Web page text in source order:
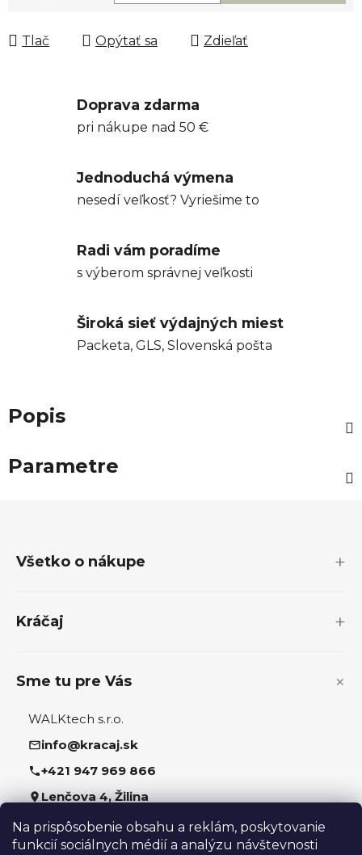
Na prispôsobenie obsahu a reklám, poskytovanie
funkcií sociálnych médií a analýzu návštevnosti
Jednotková cena:
Tlač Opýtať sa Zdieľať
Doprava zdarma
pri nákupe nad 50 €
Jednoduchá výmena
nesedí veľkosť? Vyriešime to
Radi vám poradíme
s výberom správnej veľkosti
Široká sieť výdajných miest
Packeta, GLS, Slovenská pošta
Popis
Parametre
Všetko o nákupe
Kráčaj
Sme tu pre Vás
WALKtech s.r.o.
info@kracaj.sk
+421 947 969 866
Lenčova 4, Žilina
Sledujte nás